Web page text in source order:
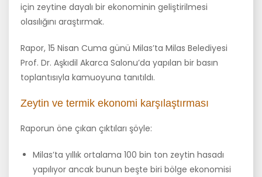
için zeytine dayalı bir ekonominin geliştirilmesi
olasılığını araştırmak.
Rapor, 15 Nisan Cuma günü Milas’ta Milas Belediyesi
Prof. Dr. Aşkıdil Akarca Salonu’da yapılan bir basın
toplantısıyla kamuoyuna tanıtıldı.
Zeytin ve termik ekonomi karşılaştırması
Raporun öne çıkan çıktıları şöyle:
Milas’ta yıllık ortalama 100 bin ton zeytin hasadı
yapılıyor ancak bunun beşte biri bölge ekonomisi